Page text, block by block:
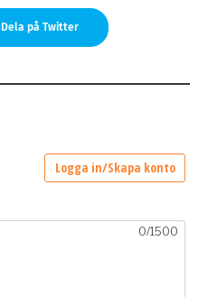
Dela på Twitter